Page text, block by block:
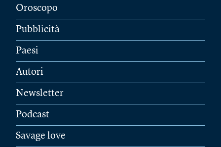
Oroscopo
Pubblicità
Paesi
Autori
Newsletter
Podcast
Savage love